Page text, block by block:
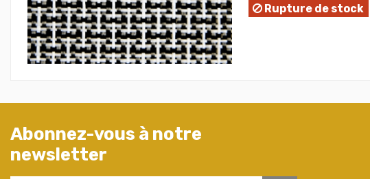
Rupture de stock
Abonnez-vous à notre
newsletter